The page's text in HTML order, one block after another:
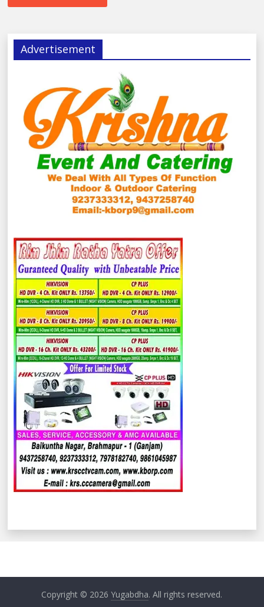
Advertisement
Copyright © 2026Yugabdha. All rights reserved.